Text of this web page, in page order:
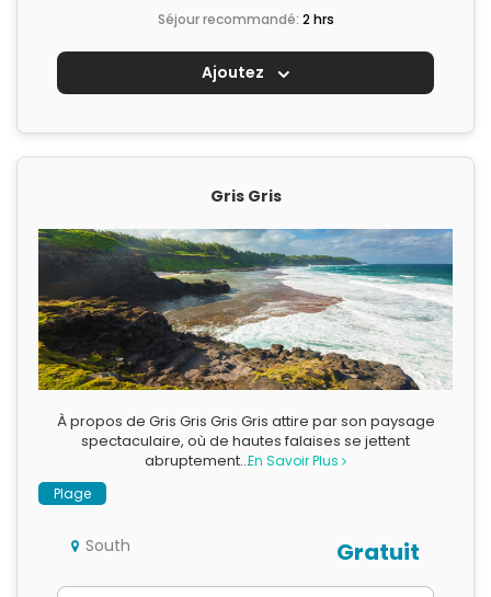
Séjour recommandé: 2 hrs
Ajoutez
Gris Gris
À propos de Gris Gris Gris Gris attire par son paysage
spectaculaire, où de hautes falaises se jettent
abruptement…En Savoir Plus
Plage
South Gratuit